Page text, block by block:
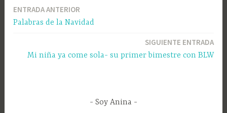
ENTRADA ANTERIOR
Palabras de la Navidad
SIGUIENTE ENTRADA
Mi niña ya come sola- su primer bimestre con BLW
Soy Anina